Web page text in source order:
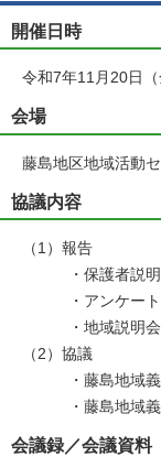
開催日時
令和7年11月20日
会場
藤島地区地域活動
協議内容
（1）報告
・保護者説明
・アンケート
・地域説明会
（2）協議
・藤島地域義務
・藤島地域義務
会議録／会議資料